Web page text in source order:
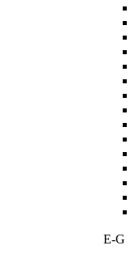
E-G